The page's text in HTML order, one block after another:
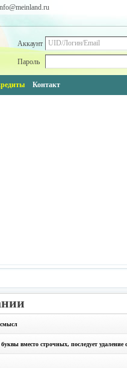
Аккаунт
Пароль
Контакт
смысл
вместо строчных, последует удаление